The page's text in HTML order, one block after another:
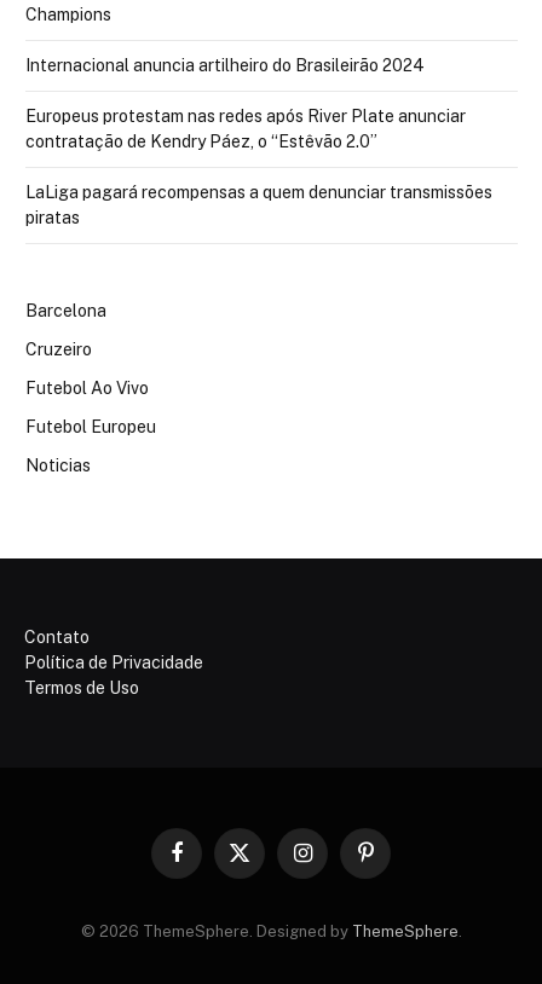
Champions
Internacional anuncia artilheiro do Brasileirão 2024
Europeus protestam nas redes após River Plate anunciar
contratação de Kendry Páez, o “Estêvão 2.0”
LaLiga pagará recompensas a quem denunciar transmissões
piratas
Barcelona
Cruzeiro
Futebol Ao Vivo
Futebol Europeu
Noticias
Contato
Política de Privacidade
Termos de Uso
Facebook
X
InstagramPinterest
© 2026 ThemeSphere. Designed by ThemeSphere